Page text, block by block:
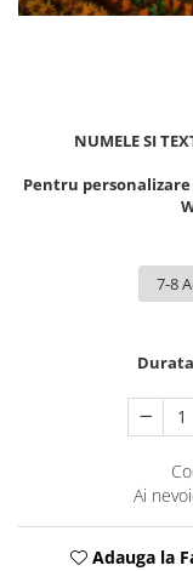
NUMELE SI
Pentru
Ai
Adauga la